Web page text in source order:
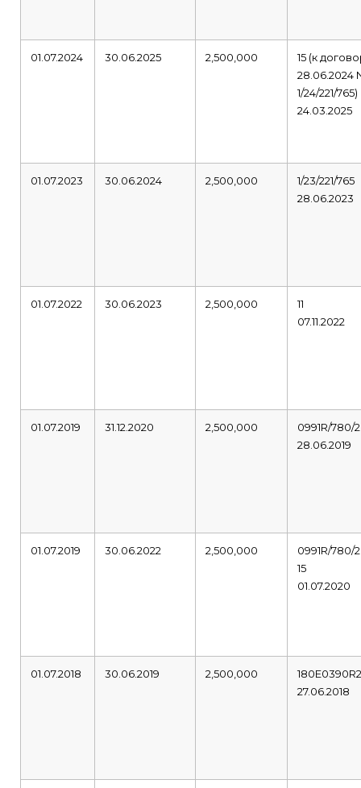
01.07.2024 30.06.2025 2,500,000
15 (к
28.06.2024
1/24/221/765)
24.03.2025
01.07.2023 30.06.2024 2,500,000
1/23/221/765
28.06.2023
01.07.2022 30.06.2023 2,500,000
11
07.11.2022
01.07.2019 31.12.2020 2,500,000
0991R/780/
28.06.2019
01.07.2019 30.06.2022 2,500,000
0991R/780/
15
01.07.2020
01.07.2018 30.06.2019 2,500,000
27.06.2018